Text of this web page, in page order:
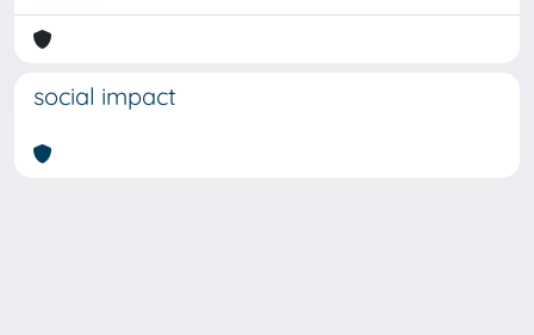
social impact